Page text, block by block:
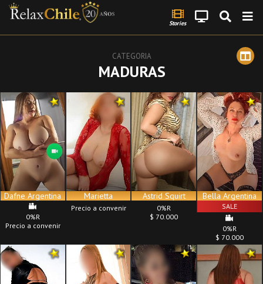
Stories
CATEGORIA
MADURAS
Dafne Argentina
0%R
Precio a convenir
Marietta
Precio a convenir
Astrid Squirt
0%R
$ 70.000
Bella Argentina
SALE
0%R
$ 70.000